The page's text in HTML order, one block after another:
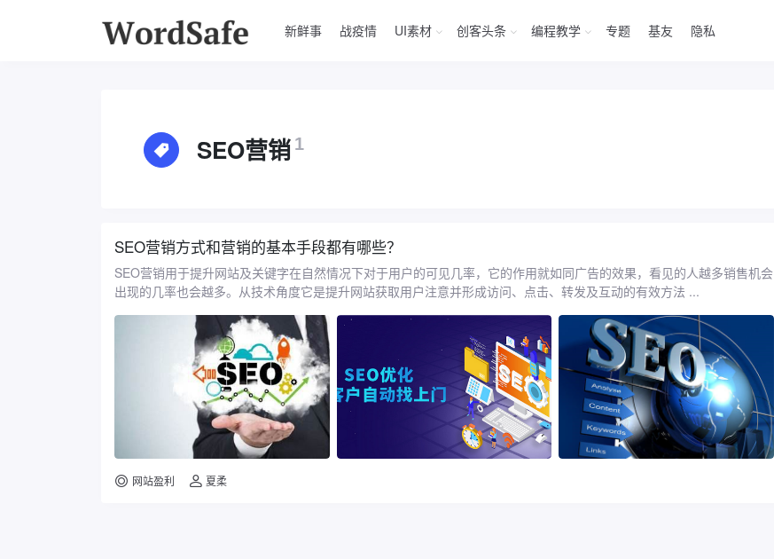
新鲜事 战疫情 UI素材 创客头条 编程教学 专题 基友 隐私
SEO营销 1
SEO营销方式和营销的基本手段都有哪些？
SEO营销用于提升网站及关键字在自然情况下对于用户的可见几率，它的作用就如同广告的效果，看见的人越多销售机会
出现的几率也会越多。从技术角度它是提升网站获取用户注意并形成访问、点击、转发及互动的有效方法 ...
网站盈利 夏柔